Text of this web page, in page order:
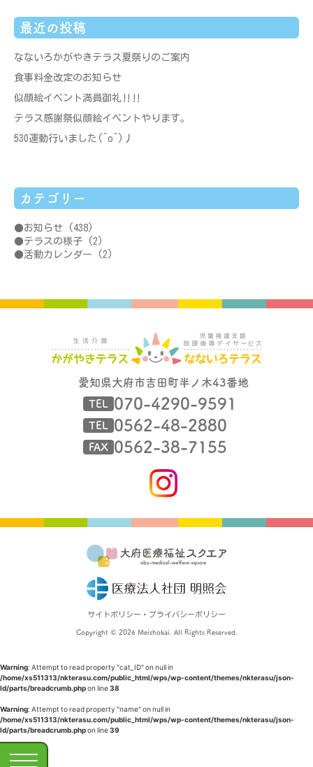
最近の投稿
なないろかがやきテラス夏祭りのご案内
食事料金改定のお知らせ
似顔絵イベント満員御礼‼‼
テラス感謝祭似顔絵イベントやります。
530運動行いました(^o^)丿
カテゴリー
お知らせ (438)
テラスの様子 (2)
活動カレンダー (2)
愛知県大府市吉田町半ノ木43番地
TEL 070-4290-9591
TEL 0562-48-2880
FAX 0562-38-7155
サイトポリシー・プライバシーポリシー
Copyright © 2026 Meishokai. All Rights Reserved.
Warning: Attempt to read property "cat_ID" on null in
/home/xs511313/nkterasu.com/public_html/wps/wp-content/themes/nkterasu/json-
ld/parts/breadcrumb.phpon line38
Warning: Attempt to read property "name" on null in
/home/xs511313/nkterasu.com/public_html/wps/wp-content/themes/nkterasu/json-
ld/parts/breadcrumb.phpon line39